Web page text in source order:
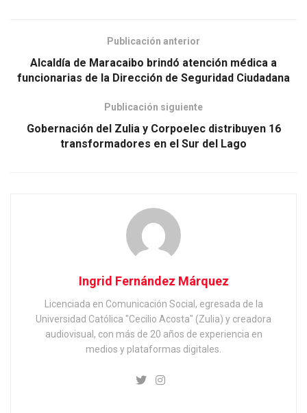
Publicación anterior
Alcaldía de Maracaibo brindó atención médica a
funcionarias de la Dirección de Seguridad Ciudadana
Publicación siguiente
Gobernación del Zulia y Corpoelec distribuyen 16
transformadores en el Sur del Lago
Ingrid Fernández Márquez
Licenciada en Comunicación Social, egresada de la
Universidad Católica "Cecilio Acosta" (Zulia) y creadora
audiovisual, con más de 20 años de experiencia en
medios y plataformas digitales.